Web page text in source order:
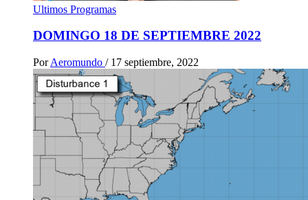
Ultimos Programas
DOMINGO 18 DE SEPTIEMBRE 2022
Por Aeromundo / 17 septiembre, 2022